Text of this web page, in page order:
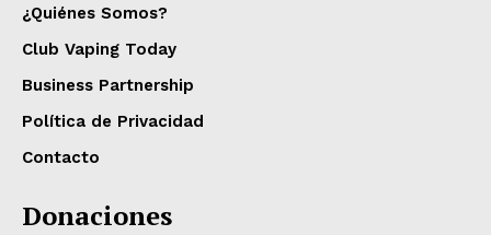
¿Quiénes Somos?
Club Vaping Today
Business Partnership
Política de Privacidad
Contacto
Donaciones